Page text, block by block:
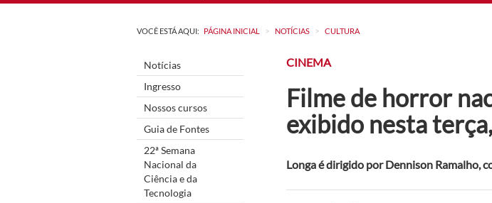
VOCÊ ESTÁ AQUI: PÁGINA INICIAL > NOTÍCIAS > CULTURA
Notícias
Ingresso
Nossos cursos
Guia de Fontes
22ª Semana
Nacional da
Ciência e da
Tecnologia
CINEMA
Filme de horror
exibido nesta
Longa é dirigido por Dennison Ramalho,